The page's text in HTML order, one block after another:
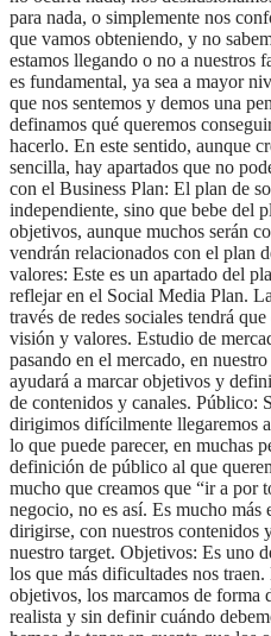
para nada, o simplemente nos
que vamos obteniendo, y no
estamos llegando o no a nuestros
es fundamental, ya sea a mayor
que nos sentemos y demos una
definamos qué queremos
hacerlo. En este sentido, aunque
sencilla, hay apartados que no
con el Business Plan: El plan de
independiente, sino que bebe del
objetivos, aunque muchos serán
vendrán relacionados con el plan
valores: Este es un apartado del
reflejar en el Social Media Plan.
través de redes sociales tendrá
visión y valores. Estudio de
pasando en el mercado, en
ayudará a marcar objetivos y
de contenidos y canales. Público:
dirigimos difícilmente llegaremos
lo que puede parecer, en muchas
definición de público al que
mucho que creamos que “ir a por
negocio, no es así. Es mucho
dirigirse, con nuestros contenidos
nuestro target. Objetivos: Es uno
los que más dificultades nos
objetivos, los marcamos de forma
realista y sin definir cuándo